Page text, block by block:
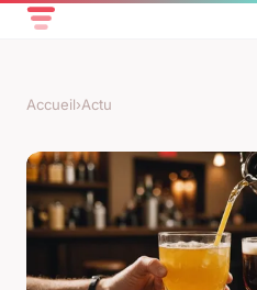
Accueil›Actu